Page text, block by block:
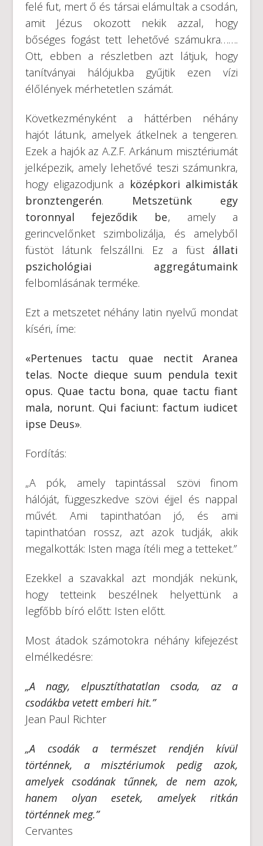
felé fut, mert ő és társai elámultak a csodán,
amit Jézus okozott nekik azzal, hogy
bőséges fogást tett lehetővé számukra…….
Ott, ebben a részletben azt látjuk, hogy
tanítványai hálójukba gyűjtik ezen vízi
élőlények mérhetetlen számát.
Következményként a háttérben néhány
hajót látunk, amelyek átkelnek a tengeren.
Ezek a hajók az A.Z.F. Arkánum misztériumát
jelképezik, amely lehetővé teszi számunkra,
hogy eligazodjunk a középkori alkimisták
bronztengerén.
Metszetünk egy
toronnyal fejeződik be, amely a
gerincvelőnket szimbolizálja, és amelyből
füstöt látunk felszállni. Ez a füstállati
pszichológiai aggregátumaink
felbomlásának terméke.
Ezt a metszetet néhány latin nyelvű mondat
kíséri, íme:
«Pertenues tactu quae nectit Aranea
telas. Nocte dieque suum pendula texit
opus. Quae tactu bona, quae tactu fiant
mala, norunt. Qui faciunt: factum iudicet
ipse Deus».
Fordítás:
„A pók, amely tapintással szövi finom
hálóját, függeszkedve szövi éjjel és nappal
művét. Ami tapinthatóan jó, és ami
tapinthatóan rossz, azt azok tudják, akik
megalkották: Isten maga ítéli meg a tetteket.”
Ezekkel a szavakkal azt mondják nekünk,
hogy tetteink beszélnek helyettünk a
legfőbb bíró előtt: Isten előtt.
Most átadok számotokra néhány kifejezést
elmélkedésre:
„A nagy, elpusztíthatatlan csoda, az a
csodákba vetett emberi hit.”
Jean Paul Richter
„A csodák a természet rendjén kívül
történnek, a misztériumok pedig azok,
amelyek csodának tűnnek, de nem azok,
hanem olyan esetek, amelyek ritkán
történnek meg.”
Cervantes